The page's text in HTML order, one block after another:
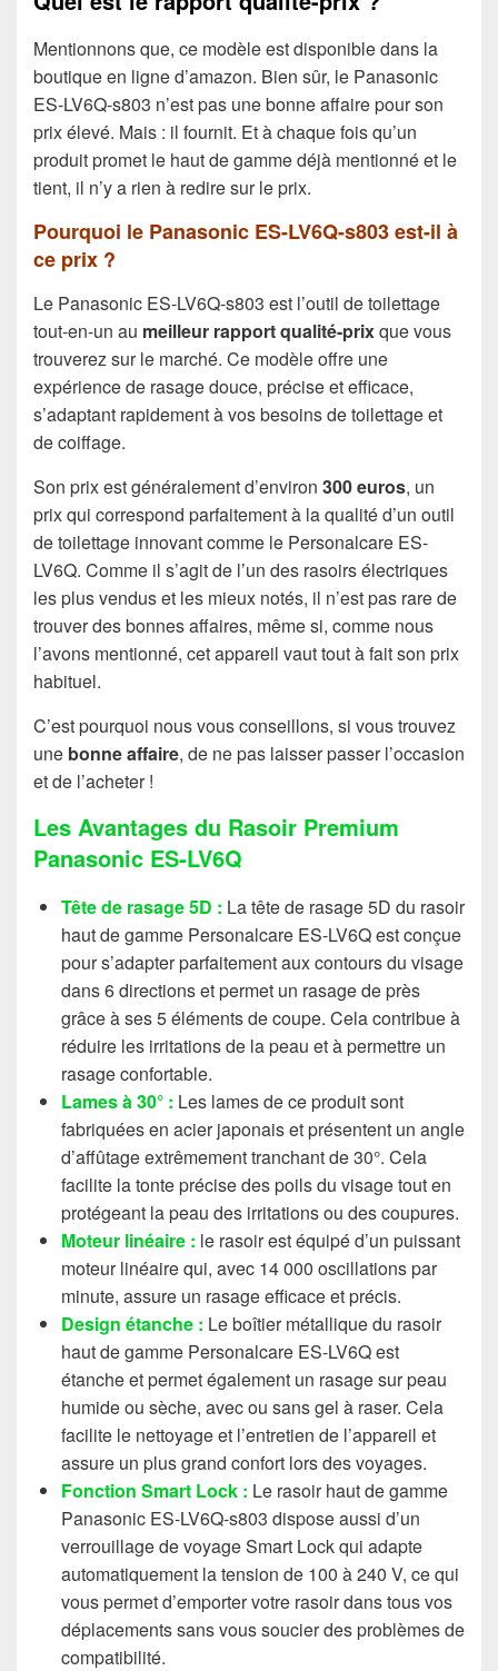
Mentionnons que, ce modèle est disponible dans la
boutique en ligne d’amazon. Bien sûr, le Panasonic
ES-LV6Q-s803 n’est pas une bonne affaire pour son
prix élevé. Mais : il fournit. Et à chaque fois qu’un
produit promet le haut de gamme déjà mentionné et le
tient, il n’y a rien à redire sur le prix.
Pourquoi le Panasonic ES-LV6Q-s803 est-il à
ce prix ?
Le Panasonic ES-LV6Q-s803 est l’outil de toilettage
tout-en-un au meilleur rapport qualité-prixque vous
trouverez sur le marché. Ce modèle offre une
expérience de rasage douce, précise et efficace,
s’adaptant rapidement à vos besoins de toilettage et
de coiffage.
Son prix est généralement d’environ 300 euros, un
prix qui correspond parfaitement à la qualité d’un outil
de toilettage innovant comme le Personalcare ES-
LV6Q. Comme il s’agit de l’un des rasoirs électriques
les plus vendus et les mieux notés, il n’est pas rare de
trouver des bonnes affaires, même si, comme nous
l’avons mentionné, cet appareil vaut tout à fait son prix
habituel.
C’est pourquoi nous vous conseillons, si vous trouvez
une bonne affaire, de ne pas laisser passer l’occasion
et de l’acheter !
Les Avantages du Rasoir Premium
Panasonic ES-LV6Q
Tête de rasage 5D : La tête de rasage 5D du rasoir
haut de gamme Personalcare ES-LV6Q est conçue
pour s’adapter parfaitement aux contours du visage
dans 6 directions et permet un rasage de près
grâce à ses 5 éléments de coupe. Cela contribue à
réduire les irritations de la peau et à permettre un
rasage confortable.
Lames à 30° : Les lames de ce produit sont
fabriquées en acier japonais et présentent un angle
d’affûtage extrêmement tranchant de 30°. Cela
facilite la tonte précise des poils du visage tout en
protégeant la peau des irritations ou des coupures.
Moteur linéaire : le rasoir est équipé d’un puissant
moteur linéaire qui, avec 14 000 oscillations par
minute, assure un rasage efficace et précis.
Design étanche : Le boîtier métallique du rasoir
haut de gamme Personalcare ES-LV6Q est
étanche et permet également un rasage sur peau
humide ou sèche, avec ou sans gel à raser. Cela
facilite le nettoyage et l’entretien de l’appareil et
assure un plus grand confort lors des voyages.
Fonction Smart Lock : Le rasoir haut de gamme
Panasonic ES-LV6Q-s803 dispose aussi d’un
verrouillage de voyage Smart Lock qui adapte
automatiquement la tension de 100 à 240 V, ce qui
vous permet d’emporter votre rasoir dans tous vos
déplacements sans vous soucier des problèmes de
compatibilité.